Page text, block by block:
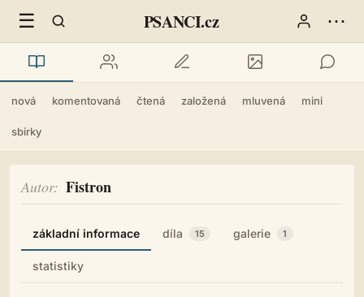
☰ PSANCI.cz ⋯
nová komentovaná čtená založená mluvená mini
sbírky
Autor Fistron
základní informace díla 15 galerie 1
statistiky